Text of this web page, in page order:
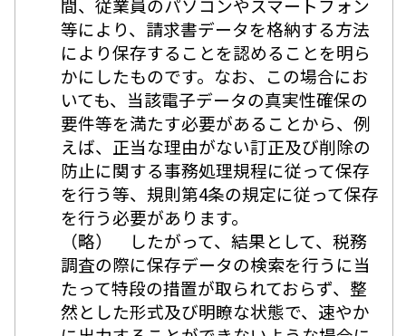
等により、請求書データを格納する方法
により保存することを認めることを明ら
かにしたものです。なお、この場合にお
いても、当該電子データの真実性確保の
要件等を満たす必要があることから、例
えば、正当な理由がない訂正及び削除の
防止に関する事務処理規程に従って保存
を行う等、規則第4条の規定に従って保存
を行う必要があります。
（略） したがって、結果として、税務
調査の際に保存データの検索を行うに当
たって特段の措置が取られておらず、整
然とした形式及び明瞭な状態で、速やか